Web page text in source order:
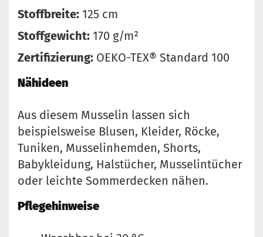
Stoffbreite: 125 cm
Stoffgewicht: 170 g/m²
Zertifizierung: OEKO-TEX® Standard 100
Nähideen
Aus diesem Musselin lassen sich
beispielsweise Blusen, Kleider, Röcke,
Tuniken, Musselinhemden, Shorts,
Babykleidung, Halstücher, Musselintücher
oder leichte Sommerdecken nähen.
Pflegehinweise